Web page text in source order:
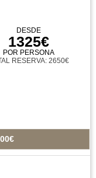
DESDE
1325€
POR PERSONA
RESERVA: 2650€